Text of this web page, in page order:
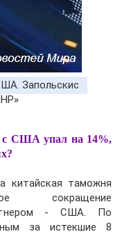
с США упал на 14%,
китайская таможня
сокращение
- США. По
за истекшие 8